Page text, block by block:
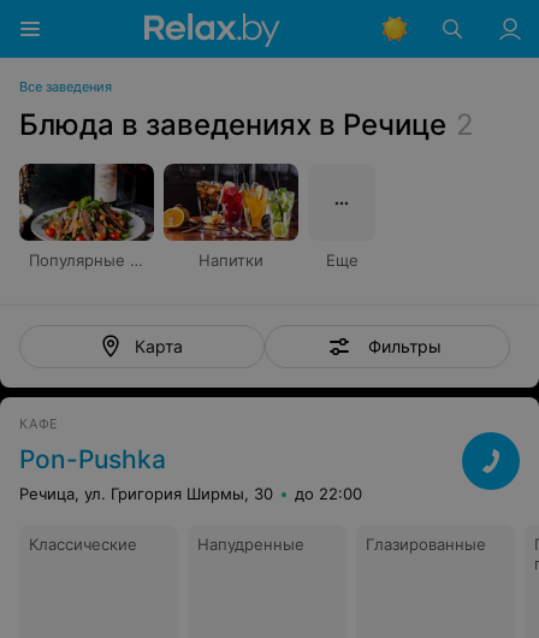
Все заведения
Блюда в заведениях в Речице 2
Популярные блюда Напитки Еще
Карта Фильтры
КАФЕ
Pon-Pushka
Речица, ул. Григория Ширмы, 30 до 22:00
Классические Напудренные Глазированные